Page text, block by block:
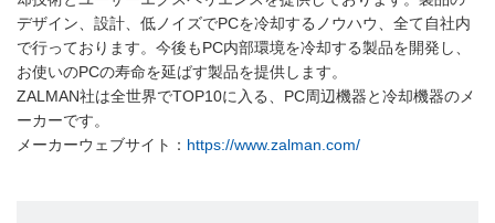
デザイン、設計、低ノイズでPCを冷却するノウハウ、全て自社内
で行っております。今後もPC内部環境を冷却する製品を開発し、
お使いのPCの寿命を延ばす製品を提供します。
ZALMAN社は全世界でTOP10に入る、PC周辺機器と冷却機器のメ
ーカーです。
メーカーウェブサイト： https://www.zalman.com/